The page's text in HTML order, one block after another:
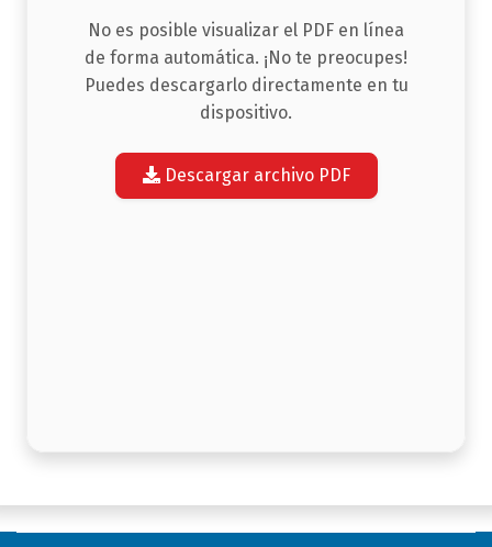
No es posible visualizar el PDF en línea
de forma automática. ¡No te preocupes!
Puedes descargarlo directamente en tu
dispositivo.
Descargar archivo PDF